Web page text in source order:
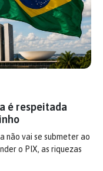
é respeitada
não vai se submeter ao
o PIX, as riquezas